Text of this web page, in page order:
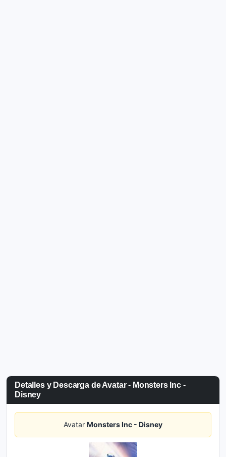
Detalles y Descarga de Avatar - Monsters Inc -
Disney
Avatar Monsters Inc - Disney